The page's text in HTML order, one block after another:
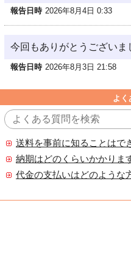
報告日時 2026年8月4日 0:33
今回もありがとうございま
報告日時 2026年8月3日 21:58
よく
送料を事前に知ることはで
納期はどのくらいかかりま